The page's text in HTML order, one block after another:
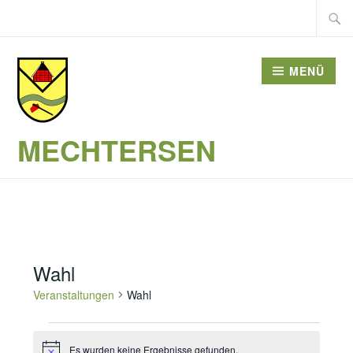
springen
Suche
MECHTERSEN
MENÜ
Wahl
Veranstaltungen Wahl
Veranstaltungen
Es wurden keine Ergebnisse gefunden.